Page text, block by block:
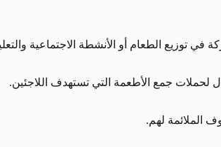
في توزيع الطعام أو الأنشطة الاجتماعية
لحملات جمع الأطعمة التي تستهدف اللاجئين.
الملائمة لهم.